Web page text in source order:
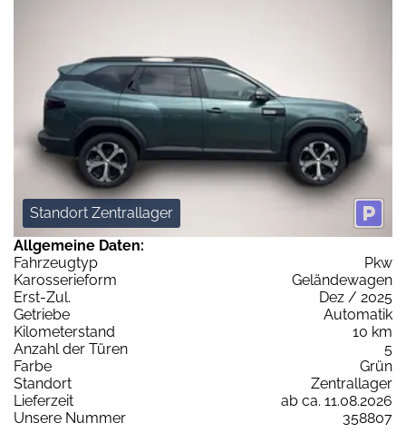
Standort Zentrallager
Allgemeine Daten:
Fahrzeugtyp
Pkw
Karosserieform
Geländewagen
Erst-Zul.
Dez / 2025
Getriebe
Automatik
Kilometerstand
10 km
Anzahl der Türen
5
Farbe
Grün
Standort
Zentrallager
Lieferzeit
ab ca. 11.08.2026
Unsere Nummer
358807